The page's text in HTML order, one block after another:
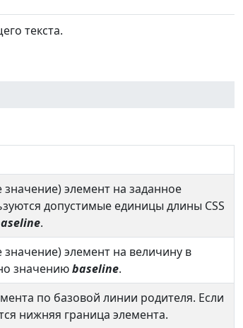
текста.
элемент на заданное
допустимые единицы длины CSS
.
элемент на величину в
значениюbaseline.
по базовой линии родителя. Если
нижняя граница элемента.